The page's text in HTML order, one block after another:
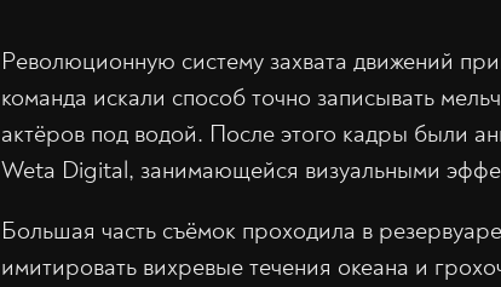
Революционную систему захвата движений
команда искали способ точно записывать
актёров под водой. После этого кадры были
Weta Digital, занимающейся визуальными
Большая часть съёмок проходила в
имитировать вихревые течения океана и